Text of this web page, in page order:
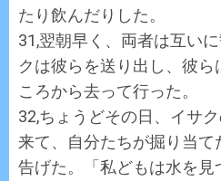
たり飲んだりした。
31,翌朝早く、両者は互い
クは彼らを送り出し、彼ら
ころから去って行った。
32,ちょうどその日、イサ
来て、自分たちが掘り当て
告げた。「私どもは水を見